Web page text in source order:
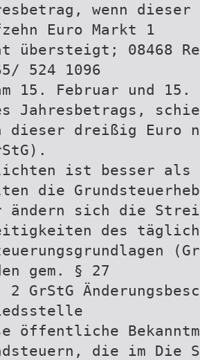
wenn dieser
Euro Markt 1
übersteigt; 08468
524 1096
15. Februar und
Jahresbetrags,
dieser dreißig Euro
ist besser als
die
ändern sich die
des
gem. § 27
2 GrStG
öffentliche
die im Die